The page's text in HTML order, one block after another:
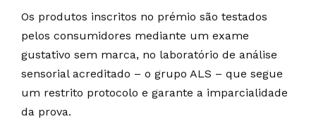
Os produtos inscritos no prémio são testados
pelos consumidores mediante um exame
gustativo sem marca, no laboratório de análise
sensorial acreditado – o grupo ALS – que segue
um restrito protocolo e garante a imparcialidade
da prova.